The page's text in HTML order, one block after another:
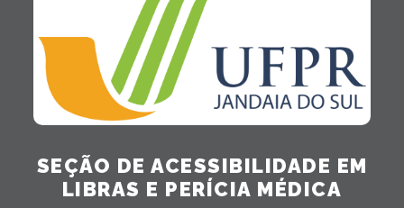
SEÇÃO DE ACESSIBILIDADE EM
LIBRAS E PERÍCIA MÉDICA